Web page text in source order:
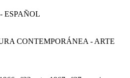
- ESPAÑOL
CONTEMPORÁNEA - ARTE